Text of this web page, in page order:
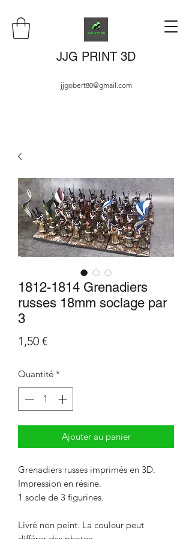
JJG PRINT 3D
jjgobert80@gmail.com
1812-1814 Grenadiers
russes 18mm soclage par
3
1,50 €Prix
Quantité *
Ajouter au panier
Grenadiers russes imprimés en 3D.
Impression en résine.
1 socle de 3 figurines.
Livré non peint. La couleur peut